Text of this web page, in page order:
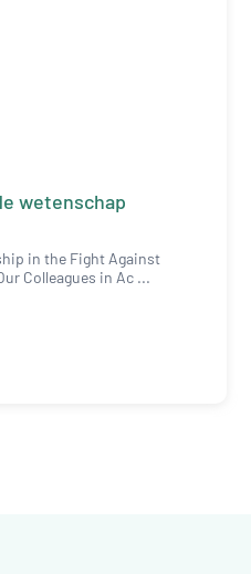
wetenschap
in the Fight Against
Colleagues in Ac ...